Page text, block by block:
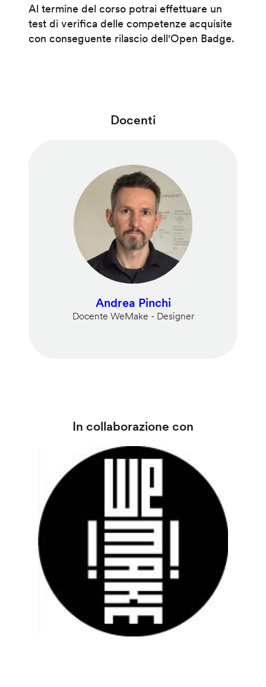
Al termine del corso potrai effettuare un
test di verifica delle competenze acquisite
con conseguente rilascio dell'Open Badge.
Docenti
Andrea Pinchi
Docente WeMake - Designer
In collaborazione con